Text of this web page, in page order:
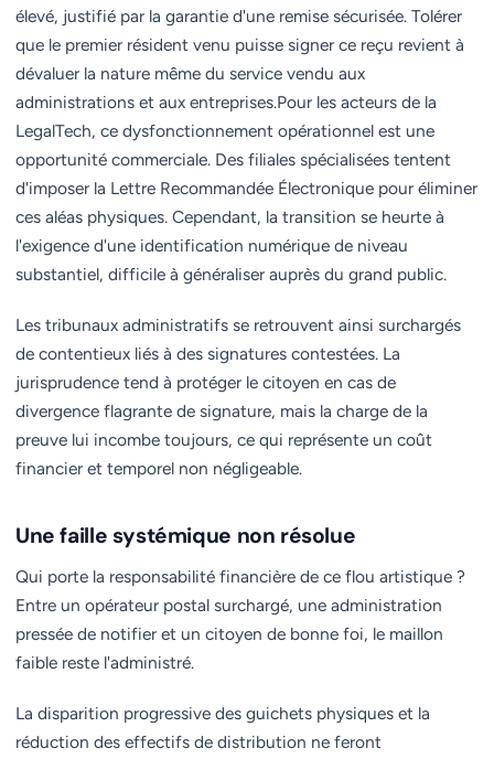
élevé, justifié par la garantie d'une remise sécurisée. Tolérer
que le premier résident venu puisse signer ce reçu revient à
dévaluer la nature même du service vendu aux
administrations et aux entreprises.Pour les acteurs de la
LegalTech, ce dysfonctionnement opérationnel est une
opportunité commerciale. Des filiales spécialisées tentent
d'imposer la Lettre Recommandée Électronique pour éliminer
ces aléas physiques. Cependant, la transition se heurte à
l'exigence d'une identification numérique de niveau
substantiel, difficile à généraliser auprès du grand public.
Les tribunaux administratifs se retrouvent ainsi surchargés
de contentieux liés à des signatures contestées. La
jurisprudence tend à protéger le citoyen en cas de
divergence flagrante de signature, mais la charge de la
preuve lui incombe toujours, ce qui représente un coût
financier et temporel non négligeable.
Une faille systémique non résolue
Qui porte la responsabilité financière de ce flou artistique ?
Entre un opérateur postal surchargé, une administration
pressée de notifier et un citoyen de bonne foi, le maillon
faible reste l'administré.
La disparition progressive des guichets physiques et la
réduction des effectifs de distribution ne feront